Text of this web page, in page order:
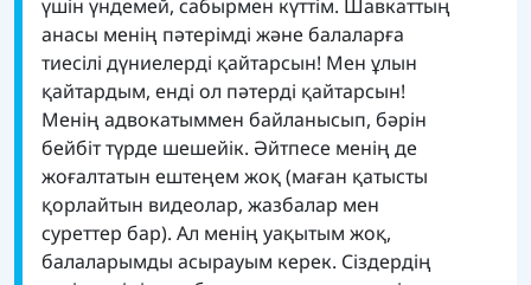
үшін үндемей, сабырмен күттім. Шавкаттың
анасы менің пәтерімді және балаларға
тиесілі дүниелерді қайтарсын! Мен ұлын
қайтардым, енді ол пәтерді қайтарсын!
Менің адвокатыммен байланысып, бәрін
бейбіт түрде шешейік. Әйтпесе менің де
жоғалтатын ештеңем жоқ (маған қатысты
қорлайтын видеолар, жазбалар мен
суреттер бар). Ал менің уақытым жоқ,
балаларымды асырауым керек. Сіздердің